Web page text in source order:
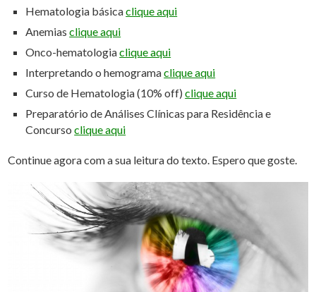
Hematologia básicaclique aqui
Anemiasclique aqui
Onco-hematologiaclique aqui
Interpretando o hemogramaclique aqui
Curso de Hematologia (10% off)clique aqui
Preparatório de Análises Clínicas para Residência e
Concursoclique aqui
Continue agora com a sua leitura do texto. Espero que goste.